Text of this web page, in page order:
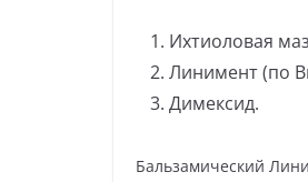
Ихтиоловая
Линимент (по
Димексид.
Бальзамический